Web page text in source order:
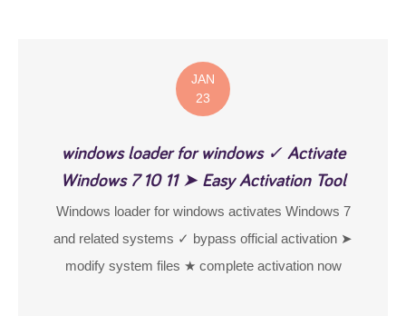
JAN
23
windows loader for windows ✓ Activate
Windows 7 10 11 ➤ Easy Activation Tool
Windows loader for windows activates Windows 7
and related systems ✓ bypass official activation ➤
modify system files ★ complete activation now